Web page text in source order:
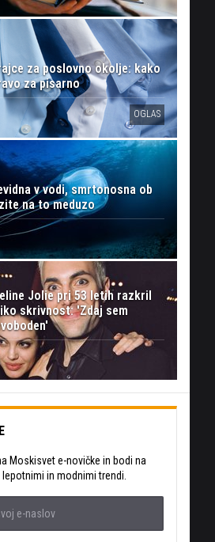
za poslovno okolje: kako
za pisarno
OGLAS
v vodi, smrtonosna ob
na to meduzo
Jolie pri 53 letih razkril
skrivnost: 'Zdaj sem
Moskisvet e-novičke in bodi na
in modnimi trendi.